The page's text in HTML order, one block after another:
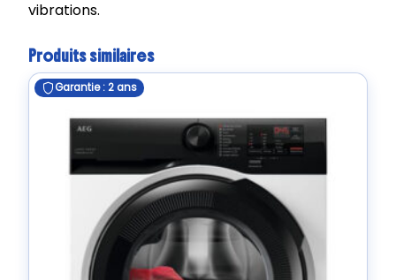
vibrations.
Produits similaires
Garantie : 2 ans